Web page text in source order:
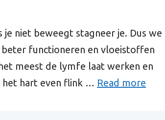
je niet beweegt stagneer je. Dus we
functioneren en vloeistoffen
meest de lymfe laat werken en
hart even flink … Read more